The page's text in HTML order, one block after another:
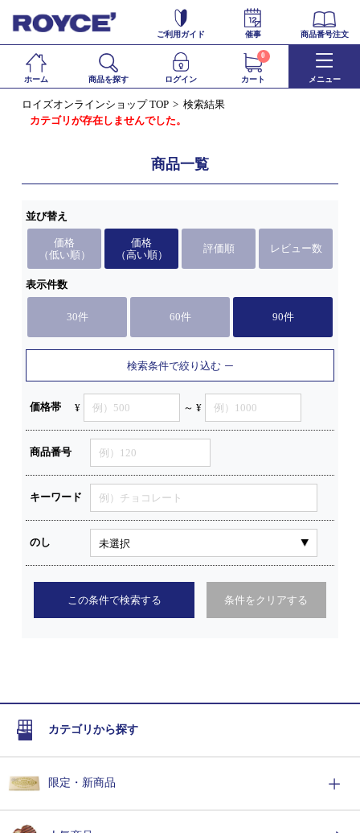
ご利用ガイド 催事 商品番号注文
ホーム 商品を探す ログイン カート
0
メニュー
ロイズオンラインショップ TOP
検索結果
カテゴリが存在しませんでした。
商品一覧
並び替え
価格
（低い順）
価格
（高い順）
評価順 レビュー数
表示件数
30件 60件 90件
検索条件で絞り込む
価格帯 ¥ ～ ¥
商品番号
キーワード
のし
この条件で検索する 条件をクリアする
カテゴリから探す
限定・新商品